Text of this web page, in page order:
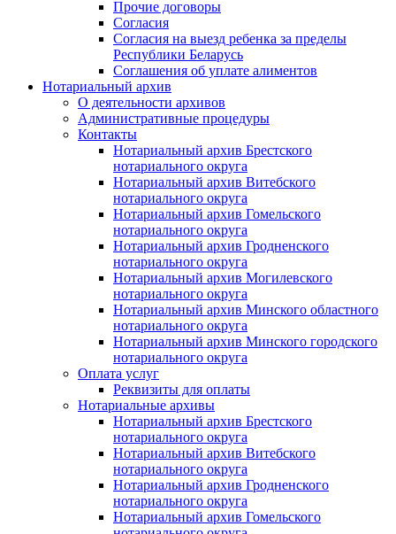
Прочие договоры
Согласия
Согласия на выезд ребенка за пределы
Республики Беларусь
Соглашения об уплате алиментов
Нотариальный архив
О деятельности архивов
Административные процедуры
Контакты
Нотариальный архив Брестского
нотариального округа
Нотариальный архив Витебского
нотариального округа
Нотариальный архив Гомельского
нотариального округа
Нотариальный архив Гродненского
нотариального округа
Нотариальный архив Могилевского
нотариального округа
Нотариальный архив Минского областного
нотариального округа
Нотариальный архив Минского городского
нотариального округа
Оплата услуг
Реквизиты для оплаты
Нотариальные архивы
Нотариальный архив Брестского
нотариального округа
Нотариальный архив Витебского
нотариального округа
Нотариальный архив Гродненского
нотариального округа
Нотариальный архив Гомельского